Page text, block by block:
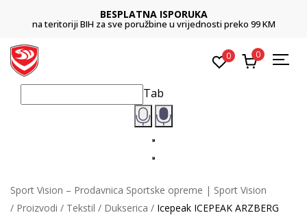
BESPLATNA ISPORUKA
na teritoriji BIH za sve poružbine u vrijednosti preko 99 KM
0 0
Tab
Sport Vision – Prodavnica Sportske opreme | Sport Vision
Proizvodi
Tekstil Dukserica Icepeak ICEPEAK ARZBERG